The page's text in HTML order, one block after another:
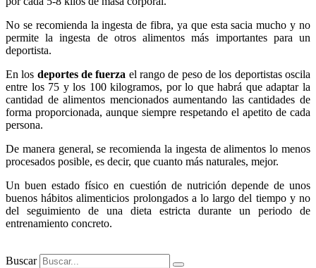
No se recomienda la ingesta de fibra, ya que esta sacia mucho y no
permite la ingesta de otros alimentos más importantes para un
deportista.
En los deportes de fuerza el rango de peso de los deportistas oscila
entre los 75 y los 100 kilogramos, por lo que habrá que adaptar la
cantidad de alimentos mencionados aumentando las cantidades de
forma proporcionada, aunque siempre respetando el apetito de cada
persona.
De manera general, se recomienda la ingesta de alimentos lo menos
procesados posible, es decir, que cuanto más naturales, mejor.
Un buen estado físico en cuestión de nutrición depende de unos
buenos hábitos alimenticios prolongados a lo largo del tiempo y no
del seguimiento de una dieta estricta durante un periodo de
entrenamiento concreto.
Buscar